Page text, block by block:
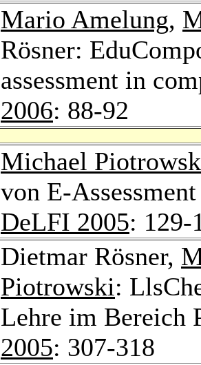
Mario Amelung,
Rösner:
assessment in
2006: 88-92
Michael
von E-
DeLFI 2005: 129-
Dietmar Rösner,
Piotrowski:
Lehre im Bereich
2005: 307-318